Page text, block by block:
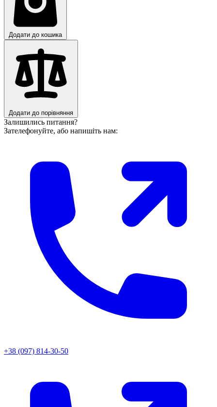
Додати до кошика
Додати до порівняння
Залишились питання?
Зателефонуйте, або напишіть нам:
+38 (097) 814-30-50